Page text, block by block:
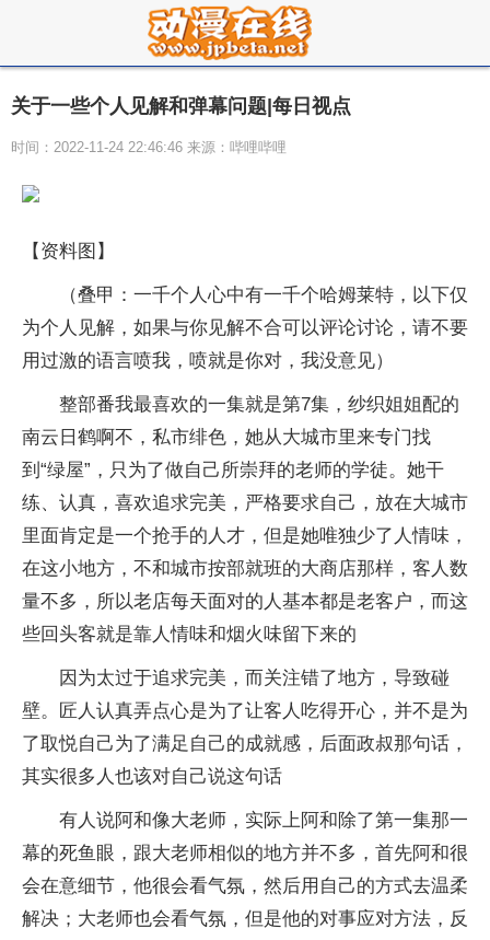
关于一些个人见解和弹幕问题|每日视点
时间：2022-11-24 22:46:46 来源：哔哩哔哩
【资料图】
（叠甲：一千个人心中有一千个哈姆莱特，以下仅
为个人见解，如果与你见解不合可以评论讨论，请不要
用过激的语言喷我，喷就是你对，我没意见）
整部番我最喜欢的一集就是第7集，纱织姐姐配的
南云日鹤啊不，私市绯色，她从大城市里来专门找
到“绿屋”，只为了做自己所崇拜的老师的学徒。她干
练、认真，喜欢追求完美，严格要求自己，放在大城市
里面肯定是一个抢手的人才，但是她唯独少了人情味，
在这小地方，不和城市按部就班的大商店那样，客人数
量不多，所以老店每天面对的人基本都是老客户，而这
些回头客就是靠人情味和烟火味留下来的
因为太过于追求完美，而关注错了地方，导致碰
壁。匠人认真弄点心是为了让客人吃得开心，并不是为
了取悦自己为了满足自己的成就感，后面政叔那句话，
其实很多人也该对自己说这句话
有人说阿和像大老师，实际上阿和除了第一集那一
幕的死鱼眼，跟大老师相似的地方并不多，首先阿和很
会在意细节，他很会看气氛，然后用自己的方式去温柔
解决；大老师也会看气氛，但是他的对事应对方法，反